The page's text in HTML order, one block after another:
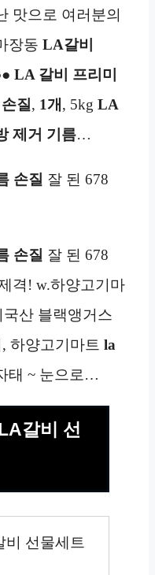
맛으로 여러분의
장동 LA갈비
LA 갈비 프리미
질, 1개 , 5kg LA
제거 기름…
손질 잘 된 678
손질 잘 된 678
격! w.하양고기마
산 블랙앵거스
하양고기마트 la
태 ~ 눈으로…
갈비 선
비 선물세트